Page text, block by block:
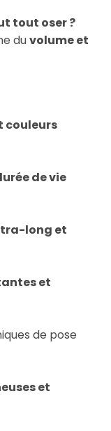
tout oser ?
duvolume et
couleurs
de vie
long et
et
de pose
et